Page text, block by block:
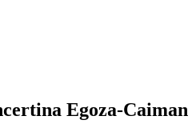
Egoza-Caiman